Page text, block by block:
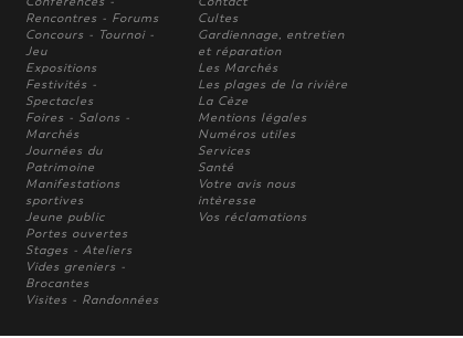
Rencontres - Forums
Concours - Tournoi -
Jeu
Expositions
Festivités -
Spectacles
Foires - Salons -
Marchés
Journées du
Patrimoine
Manifestations
sportives
Jeune public
Portes ouvertes
Stages - Ateliers
Vides greniers -
Brocantes
Visites - Randonnées
Cultes
Gardiennage, entretien
et réparation
Les Marchés
Les plages de la rivière
La Cèze
Mentions légales
Numéros utiles
Services
Santé
Votre avis nous
intèresse
Vos réclamations